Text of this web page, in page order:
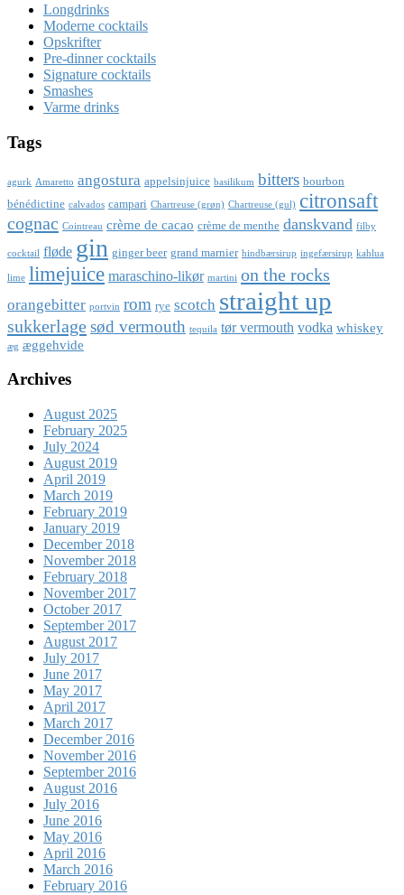
Longdrinks
Moderne cocktails
Opskrifter
Pre-dinner cocktails
Signature cocktails
Smashes
Varme drinks
Tags
agurk Amaretto angostura appelsinjuice basilikum bitters bourbon
bénédictine calvados campari Chartreuse (grøn) Chartreuse (gul) citronsaft
cognac Cointreau crème de cacao crème de menthe danskvand filby
cocktail fløde gin ginger beer grand marnier hindbærsirup ingefærsirup kahlua
lime limejuice maraschino-likør martini on the rocks
orangebitter portvin rom rye scotch straight up
sukkerlagesød vermouth tequila tør vermouth vodka whiskey
æg æggehvide
Archives
August 2025
February 2025
July 2024
August 2019
April 2019
March 2019
February 2019
January 2019
December 2018
November 2018
February 2018
November 2017
October 2017
September 2017
August 2017
July 2017
June 2017
May 2017
April 2017
March 2017
December 2016
November 2016
September 2016
August 2016
July 2016
June 2016
May 2016
April 2016
March 2016
February 2016